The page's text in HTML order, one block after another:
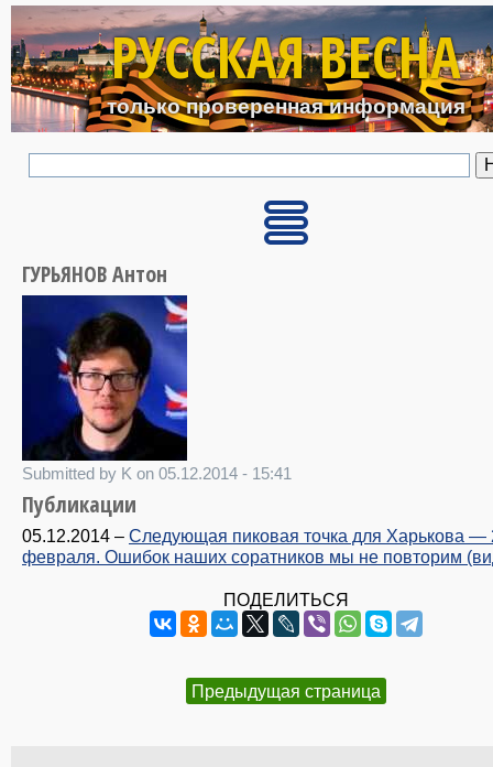
Перейти к основному
РУССКАЯ ВЕСНА
только проверенная информация
ГУРЬЯНОВ Антон
Submitted by K on 05.12.2014 - 15:41
Публикации
05.12.2014 – Следующая пиковая точка для Харькова —
февраля. Ошибок наших соратников мы не повторим
ПОДЕЛИТЬСЯ
Предыдущая страница